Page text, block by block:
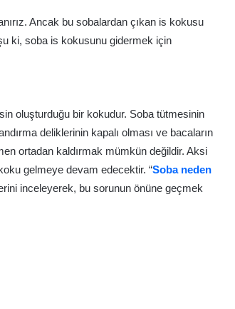
Ancak bu sobalardan çıkan is kokusu
ki, soba is kokusunu gidermek için
oluşturduğu bir kokudur. Soba tütmesinin
deliklerinin kapalı olması ve bacaların
ortadan kaldırmak mümkün değildir. Aksi
gelmeye devam edecektir. “Soba neden
inceleyerek, bu sorunun önüne geçmek